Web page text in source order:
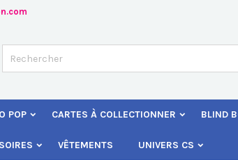
POP CARTES À COLLECTIONNER BLIND
VÊTEMENTS UNIVERS CS
à ma liste d'envies
une nouvelle liste
une liste d'envies
la liste d'envies
être connecté pour ajouter des produits à votre
Annuler